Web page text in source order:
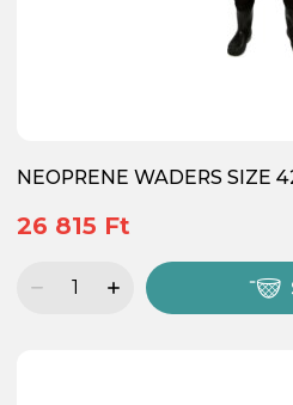
NEOPRENE WADERS SIZE
26 815 Ft